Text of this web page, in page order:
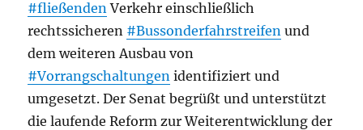
#fließendenVerkehr einschließlich
rechtssicheren #Bussonderfahrstreifen und
dem weiteren Ausbau von
#Vorrangschaltungen identifiziert und
umgesetzt. Der Senat begrüßt und unterstützt
die laufende Reform zur Weiterentwicklung der